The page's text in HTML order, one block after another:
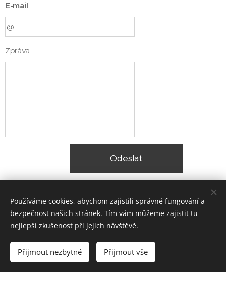
E-mail
Zpráva
Odeslat
© 2025 Zateplení fasády Praha |Lokality
Vytvořeno službou Webnode
Používáme cookies, abychom zajistili správné fungování a
bezpečnost našich stránek. Tím vám můžeme zajistit tu
nejlepší zkušenost při jejich návštěvě.
Přijmout nezbytné Přijmout vše